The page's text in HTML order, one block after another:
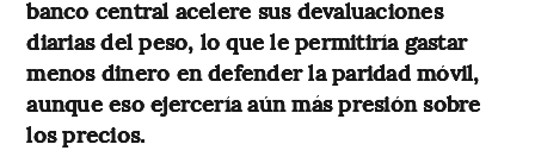
banco central acelere sus devaluaciones
diarias del peso, lo que le permitiría gastar
menos dinero en defender la paridad móvil,
aunque eso ejercería aún más presión sobre
los precios.